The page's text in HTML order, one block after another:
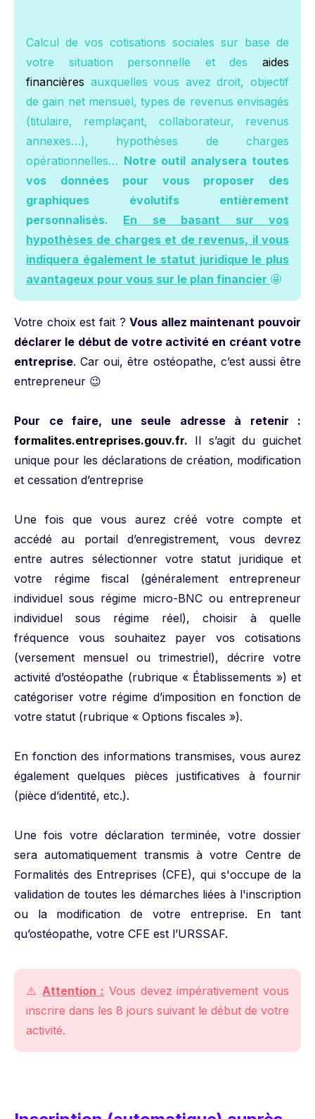
Calcul de vos cotisations sociales sur base de
votre situation personnelle et des aides
financières auxquelles vous avez droit, objectif
de gain net mensuel, types de revenus envisagés
(titulaire, remplaçant, collaborateur, revenus
annexes…), hypothèses de charges
opérationnelles… Notre outil analysera toutes
vos données pour vous proposer des
graphiques évolutifs entièrement
personnalisés. En se basant sur vos
hypothèses de charges et de revenus, il vous
indiquera également le statut juridique le plus
avantageux pour vous sur le plan financier 🤩
Votre choix est fait ?Vous allez maintenant pouvoir
déclarer le début de votre activité en créant votre
entreprise. Car oui, être ostéopathe, c’est aussi être
entrepreneur 😉
Pour ce faire, une seule adresse à retenir :
formalites.entreprises.gouv.fr. Il s’agit du guichet
unique pour les déclarations de création, modification
et cessation d’entreprise
Une fois que vous aurez créé votre compte et
accédé au portail d’enregistrement, vous devrez
entre autres sélectionner votre statut juridique et
votre régime fiscal (généralement entrepreneur
individuel sous régime micro-BNC ou entrepreneur
individuel sous régime réel), choisir à quelle
fréquence vous souhaitez payer vos cotisations
(versement mensuel ou trimestriel), décrire votre
activité d’ostéopathe (rubrique « Établissements ») et
catégoriser votre régime d’imposition en fonction de
votre statut (rubrique « Options fiscales »).
En fonction des informations transmises, vous aurez
également quelques pièces justificatives à fournir
(pièce d’identité, etc.).
Une fois votre déclaration terminée, votre dossier
sera automatiquement transmis à votre Centre de
Formalités des Entreprises (CFE), qui s'occupe de la
validation de toutes les démarches liées à l'inscription
ou la modification de votre entreprise. En tant
qu’ostéopathe, votre CFE est l’URSSAF.
⚠️Attention : Vous devez impérativement vous
inscrire dans les 8 jours suivant le début de votre
activité.